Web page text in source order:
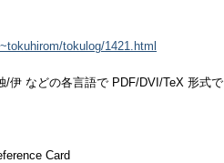
tokulog/1421.html
伊 などの各言語で PDF/DVI/TeX 形式で
Card